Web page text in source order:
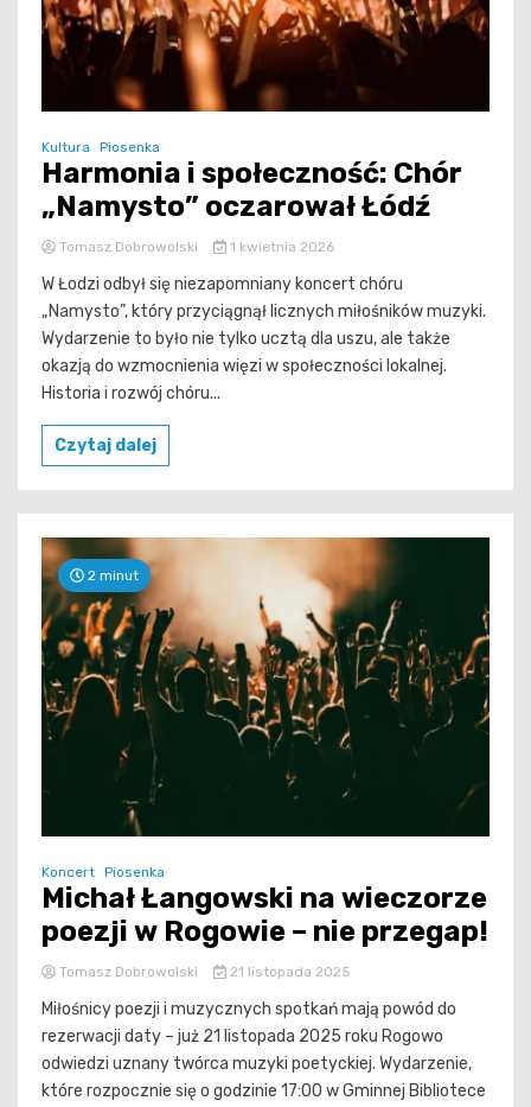
Kultura Piosenka
Harmonia i społeczność: Chór
„Namysto” oczarował Łódź
Tomasz Dobrowolski 1 kwietnia 2026
W Łodzi odbył się niezapomniany koncert chóru
„Namysto”, który przyciągnął licznych miłośników muzyki.
Wydarzenie to było nie tylko ucztą dla uszu, ale także
okazją do wzmocnienia więzi w społeczności lokalnej.
Historia i rozwój chóru...
Czytaj dalej
2 minut
Koncert Piosenka
Michał Łangowski na wieczorze
poezji w Rogowie – nie przegap!
Tomasz Dobrowolski 21 listopada 2025
Miłośnicy poezji i muzycznych spotkań mają powód do
rezerwacji daty – już 21 listopada 2025 roku Rogowo
odwiedzi uznany twórca muzyki poetyckiej. Wydarzenie,
które rozpocznie się o godzinie 17:00 w Gminnej Bibliotece